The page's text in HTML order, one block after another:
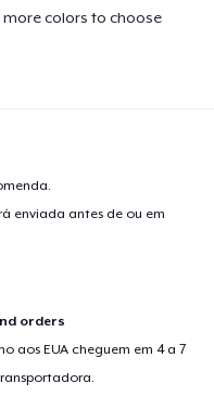
colors to choose
enviada antes de ou em
orders
aos EUA cheguem em 4 a 7